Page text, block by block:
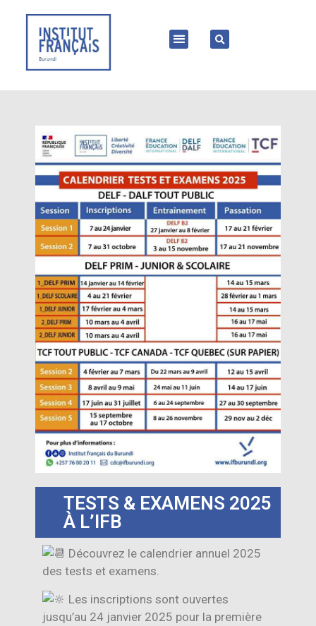
TESTS & EXAMENS 2025
À L’IFB
Découvrez le calendrier annuel 2025
des tests et examens.
Les inscriptions sont ouvertes
jusqu’au 24 janvier 2025 pour la première